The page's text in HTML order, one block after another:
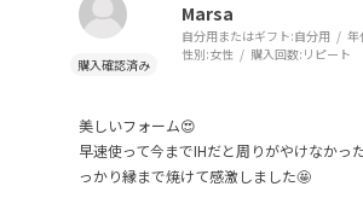
Marsa
自分用またはギフト:自分用 年
性別:女性 購入回数: リピート
美しいフォーム😍
早速使って今までIHだと周りがやけなかっ
っかり縁まで焼けて感激しました🤩